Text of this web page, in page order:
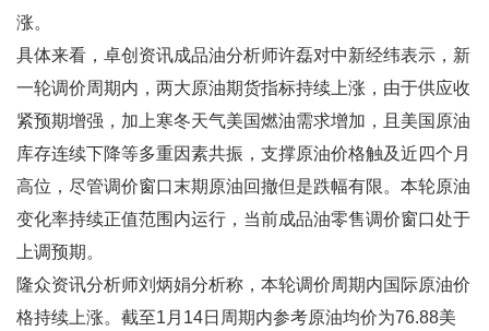
涨。
具体来看，卓创资讯成品油分析师许磊对中新经纬表示，新
一轮调价周期内，两大原油期货指标持续上涨，由于供应收
紧预期增强，加上寒冬天气美国燃油需求增加，且美国原油
库存连续下降等多重因素共振，支撑原油价格触及近四个月
高位，尽管调价窗口末期原油回撤但是跌幅有限。本轮原油
变化率持续正值范围内运行，当前成品油零售调价窗口处于
上调预期。
隆众资讯分析师刘炳娟分析称，本轮调价周期内国际原油价
格持续上涨。截至1月14日周期内参考原油均价为76.88美